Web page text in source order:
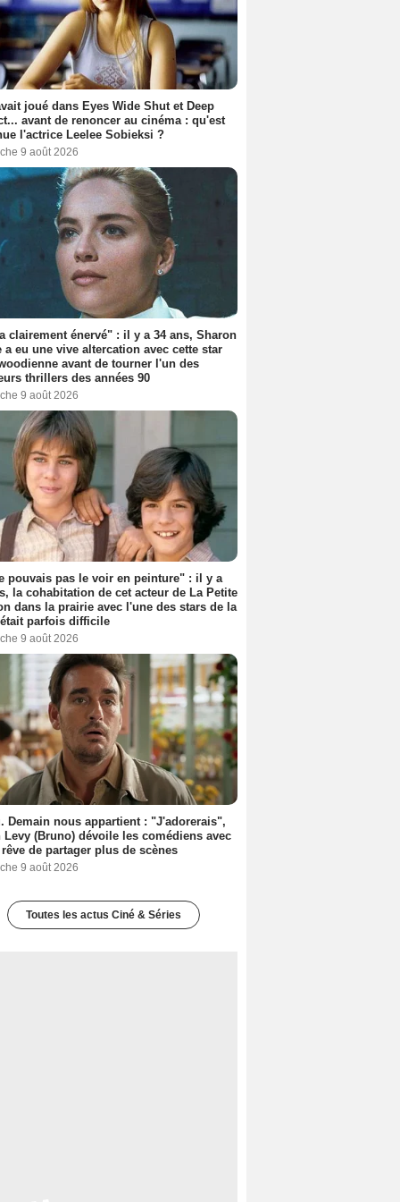
joué dans Eyes Wide Shut et Deep
avant de renoncer au cinéma : qu'est
l'actrice Leelee Sobieksi ?
9 août 2026
clairement énervé" : il y a 34 ans, Sharon
a eu une vive altercation avec cette star
avant de tourner l'un des
thrillers des années 90
9 août 2026
pouvais pas le voir en peinture" : il y a
la cohabitation de cet acteur de La Petite
dans la prairie avec l'une des stars de la
parfois difficile
9 août 2026
Demain nous appartient : "J'adorerais",
Levy (Bruno) dévoile les comédiens avec
de partager plus de scènes
9 août 2026
Toutes les actus Ciné & Séries